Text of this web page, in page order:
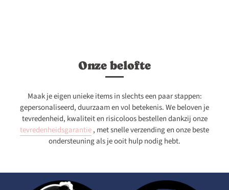
Onze belofte
Maak je eigen unieke items in slechts een paar stappen:
gepersonaliseerd, duurzaam en vol betekenis. We beloven je
tevredenheid, kwaliteit en risicoloos bestellen dankzij onze
tevredenheidsgarantie, met snelle verzending en onze beste
ondersteuning als je ooit hulp nodig hebt.